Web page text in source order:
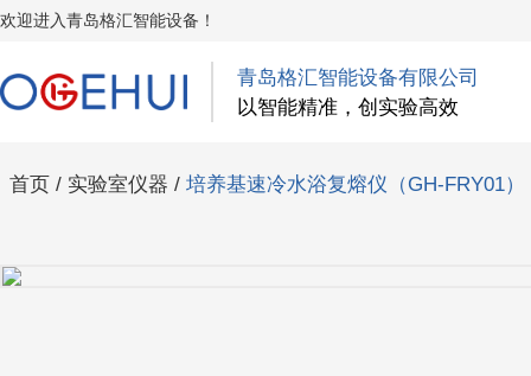
欢迎进入青岛格汇智能设备！
青岛格汇智能设备有限公司
以智能精准，创实验高效
首页 / 实验室仪器 / 培养基速冷水浴复熔仪（GH-FRY01）